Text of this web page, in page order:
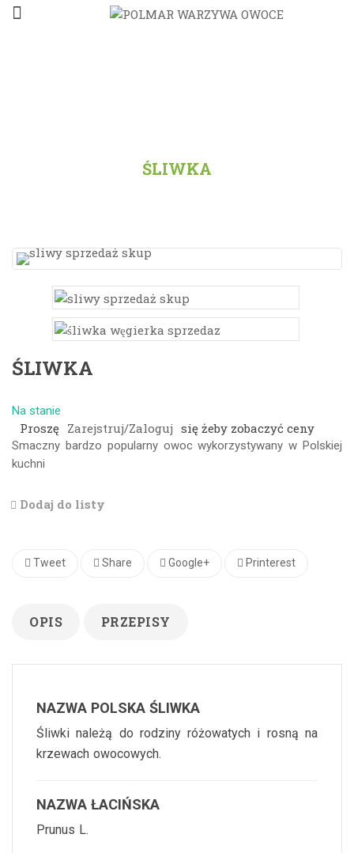
ŚLIWKA
ŚLIWKA
Na stanie
Proszę Zarejstruj/Zaloguj się żeby zobaczyć ceny
Smaczny bardzo popularny owoc wykorzystywany w Polskiej
kuchni
Dodaj do listy
Tweet Share Google+ Printerest
OPIS PRZEPISY
NAZWA POLSKA ŚLIWKA
Śliwki należą do rodziny różowatych i rosną na
krzewach owocowych.
NAZWA ŁACIŃSKA
Prunus L.